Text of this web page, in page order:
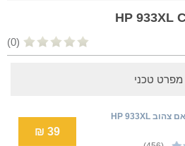
(0)
מפרט טכני
ראש דיו תואם צהוב HP 933XL
39 ₪